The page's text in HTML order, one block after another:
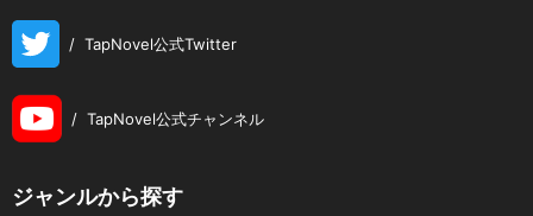
/ TapNovel公式Twitter
/ TapNovel公式チャンネル
ジャンルから探す